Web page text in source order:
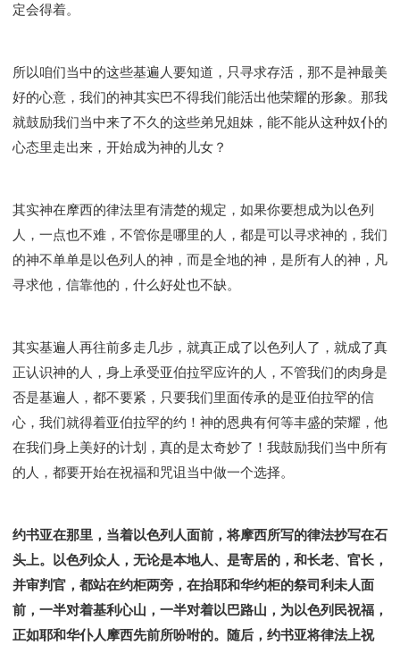
定会得着。
所以咱们当中的这些基遍人要知道，只寻求存活，那不是神最美
好的心意，我们的神其实巴不得我们能活出他荣耀的形象。那我
就鼓励我们当中来了不久的这些弟兄姐妹，能不能从这种奴仆的
心态里走出来，开始成为神的儿女？
其实神在摩西的律法里有清楚的规定，如果你要想成为以色列
人，一点也不难，不管你是哪里的人，都是可以寻求神的，我们
的神不单单是以色列人的神，而是全地的神，是所有人的神，凡
寻求他，信靠他的，什么好处也不缺。
其实基遍人再往前多走几步，就真正成了以色列人了，就成了真
正认识神的人，身上承受亚伯拉罕应许的人，不管我们的肉身是
否是基遍人，都不要紧，只要我们里面传承的是亚伯拉罕的信
心，我们就得着亚伯拉罕的约！神的恩典有何等丰盛的荣耀，他
在我们身上美好的计划，真的是太奇妙了！我鼓励我们当中所有
的人，都要开始在祝福和咒诅当中做一个选择。
约书亚在那里，当着以色列人面前，将摩西所写的律法抄写在石
头上。以色列众人，无论是本地人、是寄居的，和长老、官长，
并审判官，都站在约柜两旁，在抬耶和华约柜的祭司利未人面
前，一半对着基利心山，一半对着以巴路山，为以色列民祝福，
正如耶和华仆人摩西先前所吩咐的。随后，约书亚将律法上祝